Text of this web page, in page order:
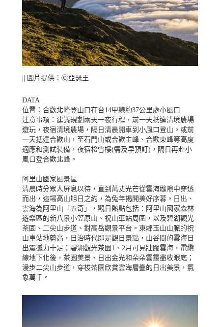
|| 圖片提供：Ⓒ亞瑟王
DATA
位置：合歡北峰登山口在台14甲線約37公里處小風口
注意事項：建議規劃兩天一夜行程，前一天抵達清境農場
遊玩，夜宿清境農場，隔日清晨開車到小風口登山。或前
一天抵達合歡山，至石門山或合歡主峰、合歡東峰等高度
適應和測試裝備，夜宿松雪樓(需及早預訂)，隔日再赴小
風口登合歡北峰。
阿里山國家風景區
清晨時分眾人屏息以待，直到萬丈光芒從雲海縫隙中穿透
而出，這場高山旭日之約，為兔年揭開美好序幕。日出、
雲海為阿里山「五奇」，觀日熱點包括：阿里山國家森林
遊樂區的新八景小笠原山、祝山車站周圍，以及碧湖觀光
茶園、二尖山步道、對高岳觀景平台。東鄰玉山山脈的祝
山車站地勢高，日治時代即是觀日景點，山谷間的雲海日
出震撼力十足；碧湖觀光茶園1、2月可見壯闊雲海，電纜
線地下化後，茶園美景、日出金光和朵朵雲靄盡收眼底；
漫步二尖山步道，穿梭茶園欣賞雲海層疊的日出美景，氣
象萬千。